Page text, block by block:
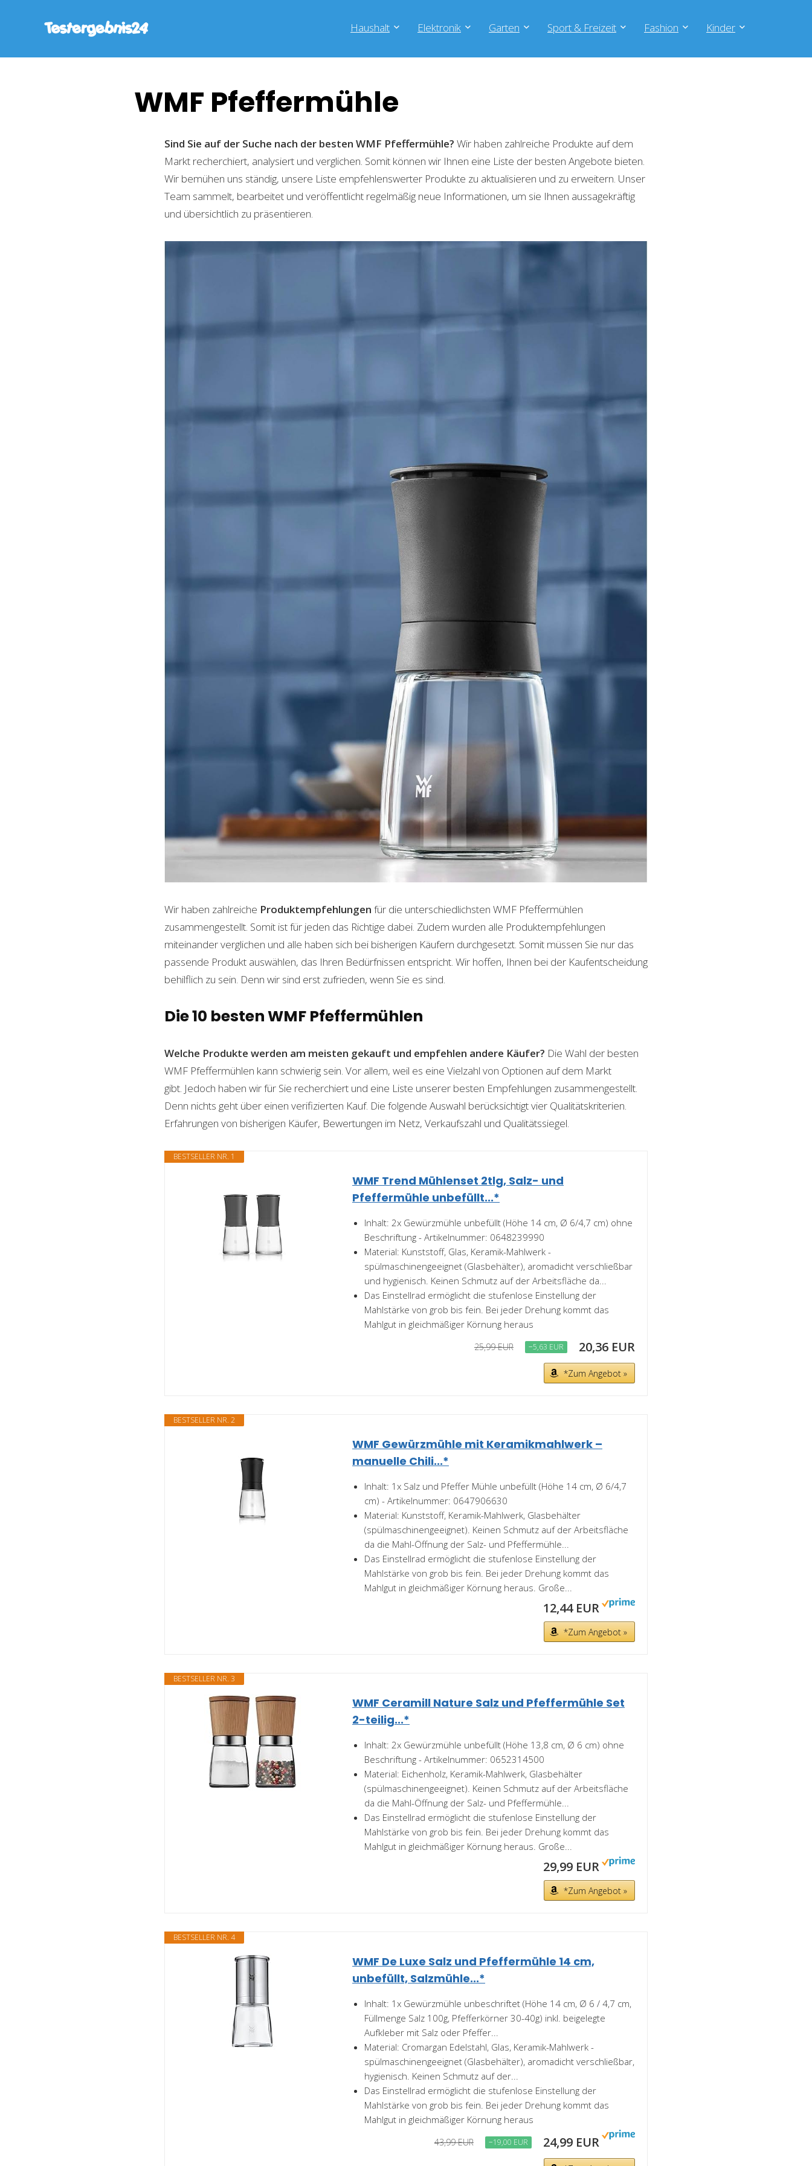
Haushalt Elektronik Garten Sport & Freizeit Fashion Kinder
WMF Pfeffermühle
Sind Sie auf der Suche nach der besten WMF Pfeffermühle? Wir haben zahlreiche Produkte auf dem
Markt recherchiert, analysiert und verglichen. Somit können wir Ihnen eine Liste der besten Angebote bieten.
Wir bemühen uns ständig, unsere Liste empfehlenswerter Produkte zu aktualisieren und zu erweitern. Unser
Team sammelt, bearbeitet und veröffentlicht regelmäßig neue Informationen, um sie Ihnen aussagekräftig
und übersichtlich zu präsentieren.
Wir haben zahlreiche Produktempfehlungen für die unterschiedlichsten WMF Pfeffermühlen
zusammengestellt. Somit ist für jeden das Richtige dabei. Zudem wurden alle Produktempfehlungen
miteinander verglichen und alle haben sich bei bisherigen Käufern durchgesetzt. Somit müssen Sie nur das
passende Produkt auswählen, das Ihren Bedürfnissen entspricht. Wir hoffen, Ihnen bei der Kaufentscheidung
behilflich zu sein. Denn wir sind erst zufrieden, wenn Sie es sind.
Die 10 besten WMF Pfeffermühlen
Welche Produkte werden am meisten gekauft und empfehlen andere Käufer? Die Wahl der besten
WMF Pfeffermühlen kann schwierig sein. Vor allem, weil es eine Vielzahl von Optionen auf dem Markt
gibt. Jedoch haben wir für Sie recherchiert und eine Liste unserer besten Empfehlungen zusammengestellt.
Denn nichts geht über einen verifizierten Kauf. Die folgende Auswahl berücksichtigt vier Qualitätskriterien.
Erfahrungen von bisherigen Käufer, Bewertungen im Netz, Verkaufszahl und Qualitätssiegel.
BESTSELLER NR. 1
WMF Trend Mühlenset 2tlg, Salz- und
Pfeffermühle unbefüllt...*
Inhalt: 2x Gewürzmühle unbefüllt (Höhe 14 cm, Ø 6/4,7 cm) ohne
Beschriftung - Artikelnummer: 0648239990
Material: Kunststoff, Glas, Keramik-Mahlwerk -
spülmaschinengeeignet (Glasbehälter), aromadicht verschließbar
und hygienisch. Keinen Schmutz auf der Arbeitsfläche da...
Das Einstellrad ermöglicht die stufenlose Einstellung der
Mahlstärke von grob bis fein. Bei jeder Drehung kommt das
Mahlgut in gleichmäßiger Körnung heraus
25,99 EUR −5,63 EUR 20,36 EUR
*Zum Angebot »
BESTSELLER NR. 2
WMF Gewürzmühle mit Keramikmahlwerk –
manuelle Chili...*
Inhalt: 1x Salz und Pfeffer Mühle unbefüllt (Höhe 14 cm, Ø 6/4,7
cm) - Artikelnummer: 0647906630
Material: Kunststoff, Keramik-Mahlwerk, Glasbehälter
(spülmaschinengeeignet). Keinen Schmutz auf der Arbeitsfläche
da die Mahl-Öffnung der Salz- und Pfeffermühle...
Das Einstellrad ermöglicht die stufenlose Einstellung der
Mahlstärke von grob bis fein. Bei jeder Drehung kommt das
Mahlgut in gleichmäßiger Körnung heraus. Große...
12,44 EUR
*Zum Angebot »
BESTSELLER NR. 3
WMF Ceramill Nature Salz und Pfeffermühle Set
2-teilig...*
Inhalt: 2x Gewürzmühle unbefüllt (Höhe 13,8 cm, Ø 6 cm) ohne
Beschriftung - Artikelnummer: 0652314500
Material: Eichenholz, Keramik-Mahlwerk, Glasbehälter
(spülmaschinengeeignet). Keinen Schmutz auf der Arbeitsfläche
da die Mahl-Öffnung der Salz- und Pfeffermühle...
Das Einstellrad ermöglicht die stufenlose Einstellung der
Mahlstärke von grob bis fein. Bei jeder Drehung kommt das
Mahlgut in gleichmäßiger Körnung heraus. Große...
29,99 EUR
*Zum Angebot »
BESTSELLER NR. 4
WMF De Luxe Salz und Pfeffermühle 14 cm,
unbefüllt, Salzmühle...*
Inhalt: 1x Gewürzmühle unbeschriftet (Höhe 14 cm, Ø 6 / 4,7 cm,
Füllmenge Salz 100g, Pfefferkörner 30-40g) inkl. beigelegte
Aufkleber mit Salz oder Pfeffer...
Material: Cromargan Edelstahl, Glas, Keramik-Mahlwerk -
spülmaschinengeeignet (Glasbehälter), aromadicht verschließbar,
hygienisch. Keinen Schmutz auf der...
Das Einstellrad ermöglicht die stufenlose Einstellung der
Mahlstärke von grob bis fein. Bei jeder Drehung kommt das
Mahlgut in gleichmäßiger Körnung heraus
43,99 EUR −19,00 EUR 24,99 EUR